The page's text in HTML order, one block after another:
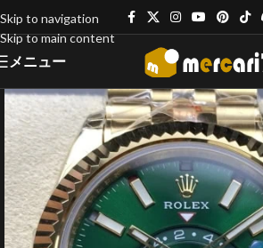
Skip to navigation
Skip to main content
メニュー